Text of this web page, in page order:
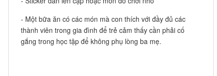
- Một bữa ăn có các món mà con thích với đầy đủ các
thành viên trong gia đình để trẻ cảm thấy cần phải cố
gắng trong học tập để không phụ lòng ba mẹ.